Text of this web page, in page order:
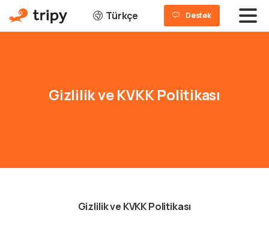
Türkçe Destek
Gizlilikve KVKK Politikası
Gizlilik ve KVKK Politikası